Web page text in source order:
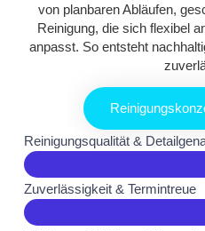
von planbaren Abläufen,
Reinigung, die sich flexibel
anpasst. So entsteht
Reinigungsqualität &
Zuverlässigkeit & Termintreue